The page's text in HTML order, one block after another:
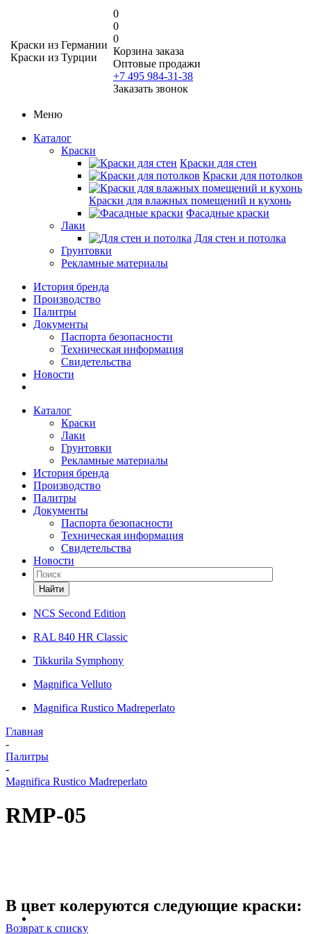
Краски из Германии
Краски из Турции
0
0
0
Корзина заказа
Оптовые продажи
+7 495 984-31-38
Заказать звонок
Меню
Каталог
Краски
Краски для стен
Краски для потолков
Краски для влажных помещений и кухонь
Фасадные краски
Лаки
Для стен и потолка
Грунтовки
Рекламные материалы
История бренда
Производство
Палитры
Документы
Паспорта безопасности
Техническая информация
Свидетельства
Новости
Каталог
Краски
Лаки
Грунтовки
Рекламные материалы
История бренда
Производство
Палитры
Документы
Паспорта безопасности
Техническая информация
Свидетельства
Новости
Найти
NCS Second Edition
RAL 840 HR Classic
Tikkurila Symphony
Magnifica Velluto
Magnifica Rustico Madreperlato
Главная
-
Палитры
-
Magnifica Rustico Madreperlato
RMP-05
В цвет колеруются следующие краски:
Возврат к списку